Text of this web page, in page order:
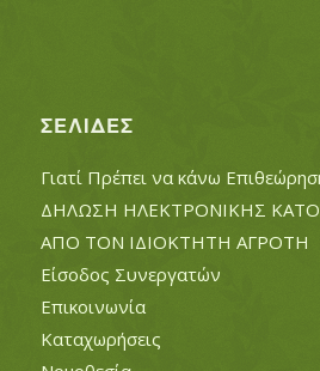
ΣΕΛΊΔΕΣ
Γιατί Πρέπει να κάνω
ΔΗΛΩΣΗ ΗΛΕΚΤΡΟΝΙΚΗΣ
ΑΠΟ ΤΟΝ ΙΔΙΟΚΤΗΤΗ ΑΓΡΟΤΗ
Είσοδος Συνεργατών
Επικοινωνία
Καταχωρήσεις